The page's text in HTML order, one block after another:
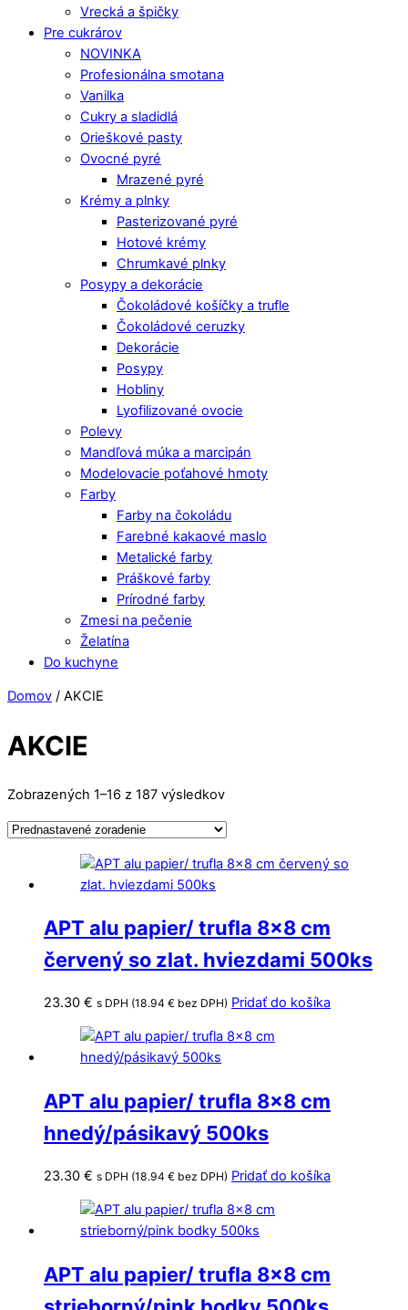
Vrecká a špičky
Pre cukrárov
NOVINKA
Profesionálna smotana
Vanilka
Cukry a sladidlá
Orieškové pasty
Ovocné pyré
Mrazené pyré
Krémy a plnky
Pasterizované pyré
Hotové krémy
Chrumkavé plnky
Posypy a dekorácie
Čokoládové košíčky a trufle
Čokoládové ceruzky
Dekorácie
Posypy
Hobliny
Lyofilizované ovocie
Polevy
Mandľová múka a marcipán
Modelovacie poťahové hmoty
Farby
Farby na čokoládu
Farebné kakaové maslo
Metalické farby
Práškové farby
Prírodné farby
Zmesi na pečenie
Želatína
Do kuchyne
Close
Close
Domov / AKCIE
AKCIE
Zobrazených 1–16 z 187 výsledkov
APT alu papier/ trufla 8×8 cm
červený so zlat. hviezdami 500ks
23.30 € s DPH (18.94 € bez DPH) Pridať do košíka
APT alu papier/ trufla 8×8 cm
hnedý/pásikavý 500ks
23.30 € s DPH (18.94 € bez DPH) Pridať do košíka
APT alu papier/ trufla 8×8 cm